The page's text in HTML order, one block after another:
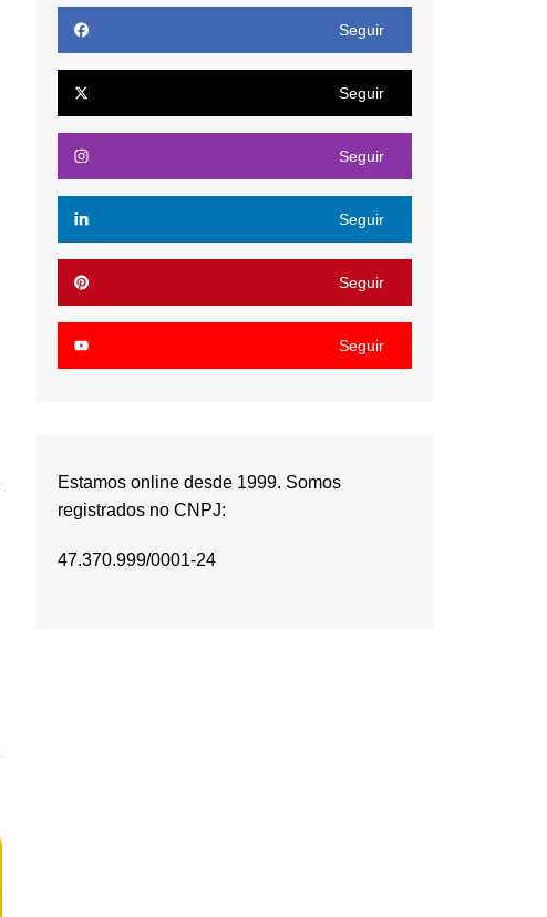
Seguir
Seguir
Seguir
Seguir
Seguir
Seguir
Estamos online desde 1999. Somos
registrados no CNPJ:
47.370.999/0001-24